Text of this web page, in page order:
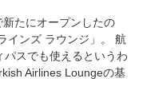
たにオープンしたの
インズ ラウンジ」。 航
スでも使えるというわ
Airlines Loungeの基